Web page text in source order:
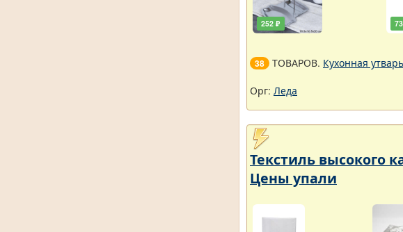
252 ₽
38 ТОВАРОВ. Кухонная утварь
Орг: Леда
Текстиль высокого
Цены упали